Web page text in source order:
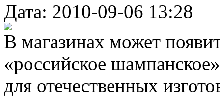
Дата: 2010-09-06 13:28
В магазинах может
«российское
для отечественных